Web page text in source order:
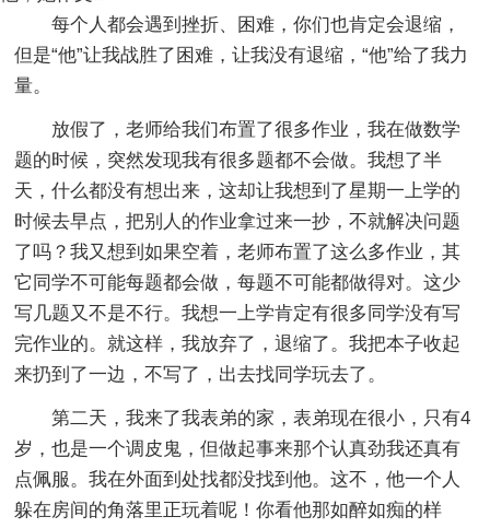
每个人都会遇到挫折、困难，你们也肯定会退缩，
但是“他”让我战胜了困难，让我没有退缩，“他”给了我力
量。
放假了，老师给我们布置了很多作业，我在做数学
题的时候，突然发现我有很多题都不会做。我想了半
天，什么都没有想出来，这却让我想到了星期一上学的
时候去早点，把别人的作业拿过来一抄，不就解决问题
了吗？我又想到如果空着，老师布置了这么多作业，其
它同学不可能每题都会做，每题不可能都做得对。这少
写几题又不是不行。我想一上学肯定有很多同学没有写
完作业的。就这样，我放弃了，退缩了。我把本子收起
来扔到了一边，不写了，出去找同学玩去了。
第二天，我来了我表弟的家，表弟现在很小，只有4
岁，也是一个调皮鬼，但做起事来那个认真劲我还真有
点佩服。我在外面到处找都没找到他。这不，他一个人
躲在房间的角落里正玩着呢！你看他那如醉如痴的样